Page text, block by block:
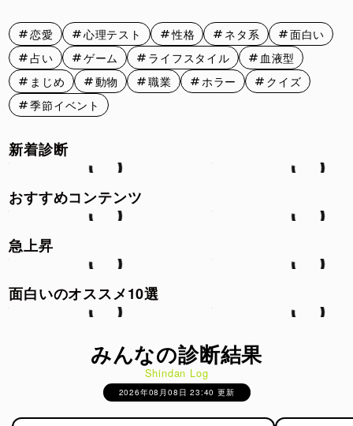
3月26日 3月27日 3月28日 3月29日 3月30日
3月31日
恋愛 心理テスト 性格 ネタ系
面白い
占い
ゲーム ライフスタイル
血液型
まじめ
動物 職業 ホラー
クイズ
季節イベント
新着診断
おすすめコンテンツ
急上昇
面白いのオススメ10選
みんなの診断結果
Shindan Log
2026年08月08日 23:40 更新